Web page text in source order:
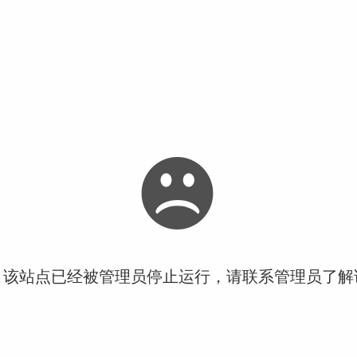
站点已经被管理员停止运行，请联系管理员了